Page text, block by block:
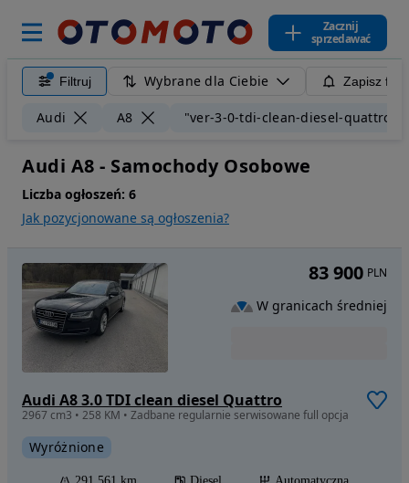
Zacznij
sprzedawać
Filtruj Wybrane dla Ciebie Zapisz
Audi A8 "ver-3-0-tdi-clean-diesel-quattro"
Audi A8 - Samochody Osobowe
Liczba ogłoszeń: 6
Jak pozycjonowane są ogłoszenia?
Audi A8 3.0 TDI clean diesel Quattro
2967 cm3 • 258 KM • Zadbane regularnie serwisowane full opcja
Wyróżnione
83 900 PLN
W granicach średniej